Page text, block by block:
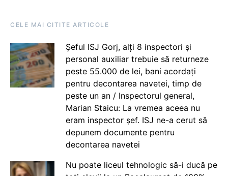
CELE MAI CITITE ARTICOLE
Șeful ISJ Gorj, alți 8 inspectori și
personal auxiliar trebuie să returneze
peste 55.000 de lei, bani acordați
pentru decontarea navetei, timp de
peste un an / Inspectorul general,
Marian Staicu: La vremea aceea nu
eram inspector șef. ISJ ne-a cerut să
depunem documente pentru
decontarea navetei
Nu poate liceul tehnologic să-i ducă pe